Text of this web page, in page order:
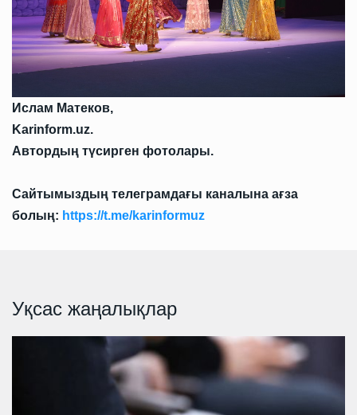
Ислам Матеков,
Karinform.uz.
Автордың түсирген фотолары.
Сайтымыздың телеграмдағы каналына ағза
болың: https://t.me/karinformuz
Уқсас жаңалықлар